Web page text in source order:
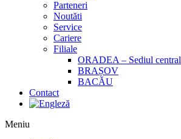
Parteneri
Noutăti
Service
Cariere
Filiale
ORADEA – Sediul central
BRAȘOV
BACĂU
Contact
Meniu